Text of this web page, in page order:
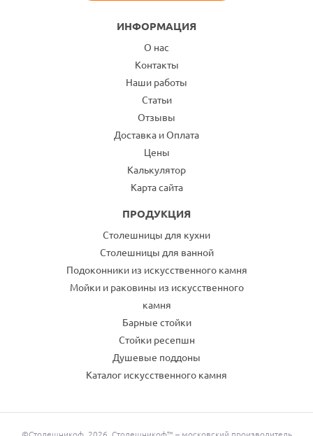
ИНФОРМАЦИЯ
О нас
Контакты
Наши работы
Статьи
Отзывы
Доставка и Оплата
Цены
Калькулятор
Карта сайта
ПРОДУКЦИЯ
Столешницы для кухни
Столешницы для ванной
Подоконники из искусственного камня
Мойки и раковины из искусственного
камня
Барные стойки
Стойки ресепшн
Душевые поддоны
Каталог искусственного камня